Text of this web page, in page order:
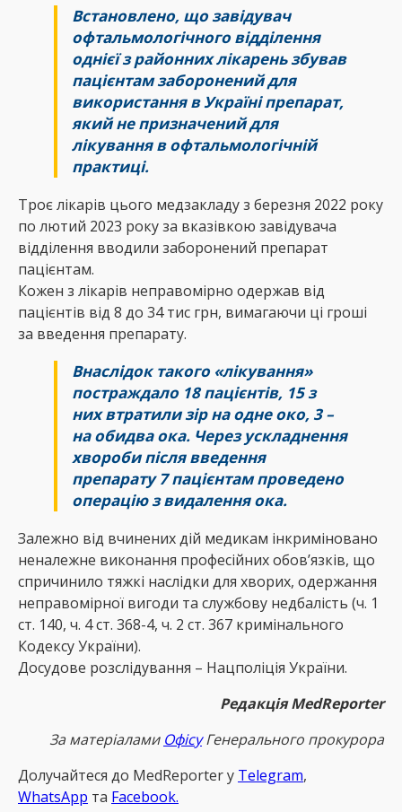
Встановлено, що завідувач
офтальмологічного відділення
однієї з районних лікарень збував
пацієнтам заборонений для
використання в Україні препарат,
який не призначений для
лікування в офтальмологічній
практиці.
Троє лікарів цього медзакладу з березня 2022 року
по лютий 2023 року за вказівкою завідувача
відділення вводили заборонений препарат
пацієнтам.
Кожен з лікарів неправомірно одержав від
пацієнтів від 8 до 34 тис грн, вимагаючи ці гроші
за введення препарату.
Внаслідок такого «лікування»
постраждало 18 пацієнтів, 15 з
них втратили зір на одне око, 3 –
на обидва ока. Через ускладнення
хвороби після введення
препарату 7 пацієнтам проведено
операцію з видалення ока.
Залежно від вчинених дій медикам інкриміновано
неналежне виконання професійних обов’язків, що
спричинило тяжкі наслідки для хворих, одержання
неправомірної вигоди та службову недбалість (ч. 1
ст. 140, ч. 4 ст. 368-4, ч. 2 ст. 367 кримінального
Кодексу України).
Досудове розслідування – Нацполіція України.
Редакція MedReporter
За матеріалами ОфісуГенерального прокурора
Долучайтеся до MedReрorter у Telegram,
WhatsApp та Facebook.